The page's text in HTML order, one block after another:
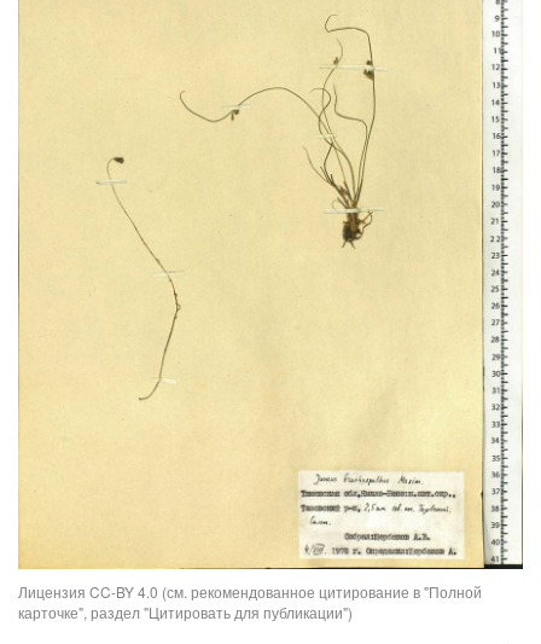
Лицензия CC-BY 4.0 (см. рекомендованное цитирование в "Полной
карточке", раздел "Цитировать для публикации")